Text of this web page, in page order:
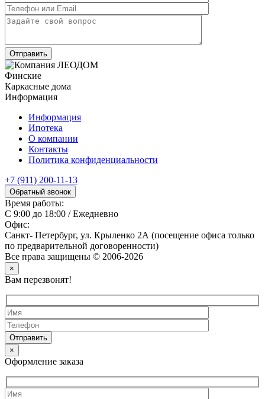
Финские
Каркасные дома
Информация
Информация
Ипотека
О компании
Контакты
Политика конфиденциальности
+7 (911) 200-11-13
Обратный звонок
Время работы:
С 9:00 до 18:00 / Ежедневно
Офис:
Санкт- Петербург, ул. Крыленко 2А (посещение офиса только
по предварительной договоренности)
Все права защищены © 2006-2026
×
Вам перезвонят!
×
Оформление заказа